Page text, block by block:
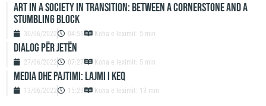
ART IN A SOCIETY IN TRANSITION: BETWEEN A CORNERSTONE AND A
STUMBLING BLOCK
30/06/2022 04:56 Koha e leximit: 5 min
DIALOG PËR JETËN
27/06/2022 07:27 Koha e leximit: 5 min
MEDIA DHE PAJTIMI: LAJMI I KEQ
13/06/2022 15:29 Koha e leximit: 13 min